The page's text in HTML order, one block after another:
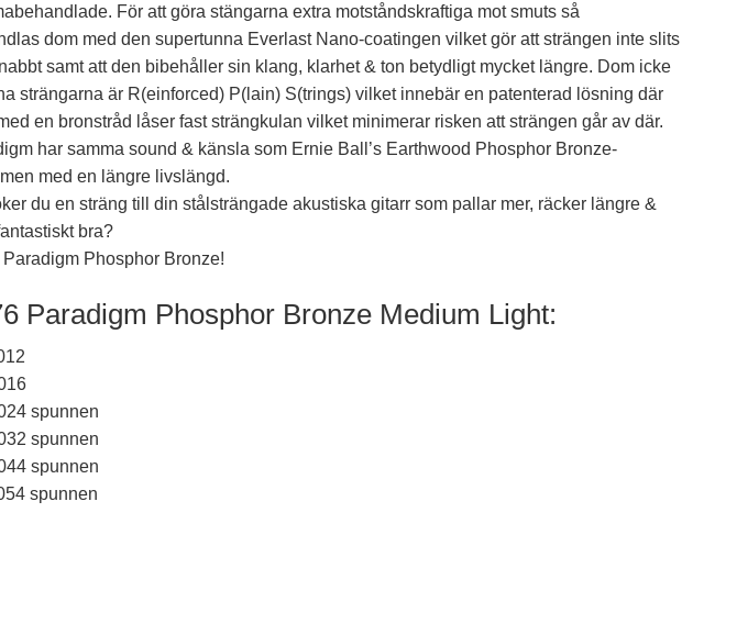
För att göra stängarna extra motståndskraftiga mot smuts så
dom med den supertunna Everlast Nano-coatingen vilket gör att strängen inte slits
samt att den bibehåller sin klang, klarhet & ton betydligt mycket längre. Dom icke
strängarna är R(einforced) P(lain) S(trings) vilket innebär en patenterad lösning där
en bronstråd låser fast strängkulan vilket minimerar risken att strängen går av där.
har samma sound & känsla som Ernie Ball’s Earthwood Phosphor Bronze-
med en längre livslängd.
du en sträng till din stålsträngade akustiska gitarr som pallar mer, räcker längre &
bra?
Paradigm Phosphor Bronze!
Paradigm Phosphor Bronze Medium Light:
spunnen
spunnen
spunnen
spunnen